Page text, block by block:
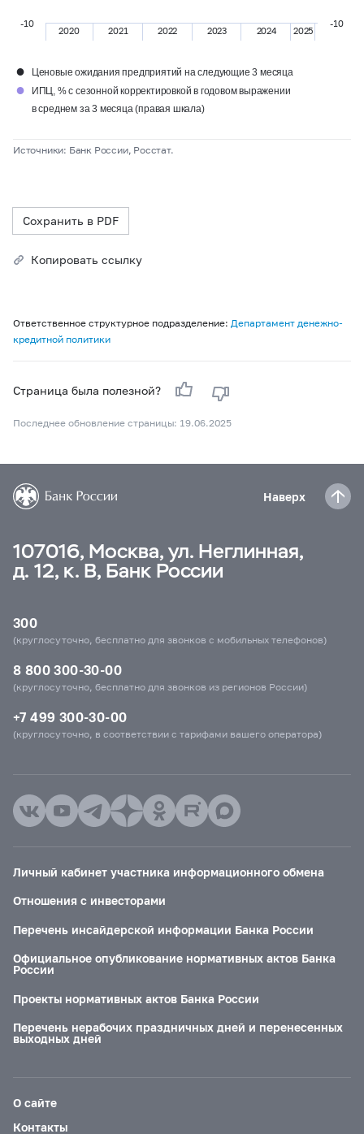
2020 2021 2022 2023 2024 2025
-10 -10
● Ценовые ожидания предприятий на следующие 3 месяца
●
ИПЦ, % с сезонной корректировкой в годовом выражении
в среднем за 3 месяца (правая шкала)
Источники: Банк России, Росстат.
Сохранить в PDF
Копировать ссылку
Ответственное структурное подразделение: Департамент денежно-
кредитной политики
Страница была полезной?
Последнее обновление страницы: 19.06.2025
Наверх
107016, Москва, ул. Неглинная,
д. 12, к. В, Банк России
300
(круглосуточно, бесплатно для звонков с мобильных телефонов)
8 800 300-30-00
(круглосуточно, бесплатно для звонков из регионов России)
+7 499 300-30-00
(круглосуточно, в соответствии с тарифами вашего оператора)
Личный кабинет участника информационного обмена
Отношения с инвесторами
Перечень инсайдерской информации Банка России
Официальное опубликование нормативных актов Банка
России
Проекты нормативных актов Банка России
Перечень нерабочих праздничных дней и перенесенных
выходных дней
О сайте
Контакты